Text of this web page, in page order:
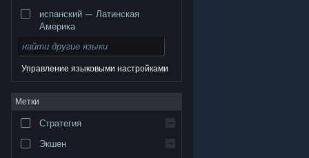
© Valve Corporation. Все права сохранены. Все
торговые марки являются собственностью
Правовая информация
Соглашение подписчика Steam
Файлы cookie
испанский — Латинская
Америка
Управление языковыми настройками
Метки
Стратегия
Экшен